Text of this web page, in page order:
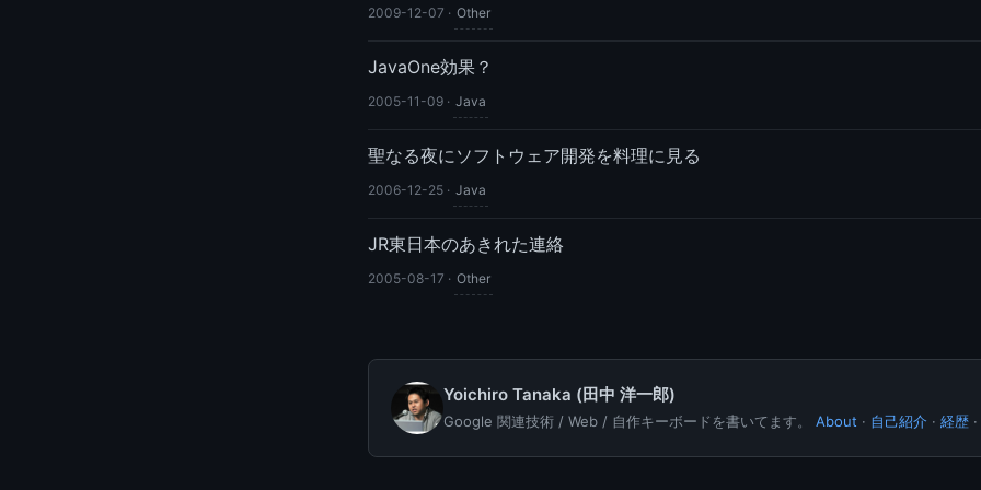
2009-12-07 · Other
JavaOne効果？
2005-11-09 · Java
聖なる夜にソフトウェア開発を料理に見る
2006-12-25 · Java
JR東日本のあきれた連絡
2005-08-17 · Other
Yoichiro Tanaka (田中 洋一郎)
Google 関連技術 / Web / 自作キーボードを書いてます。 About · 自己紹介 · 経歴 ·